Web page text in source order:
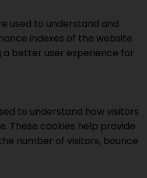
used to understand and
indexes of the website
a better user experience for
to understand how visitors
These cookies help provide
number of visitors, bounce